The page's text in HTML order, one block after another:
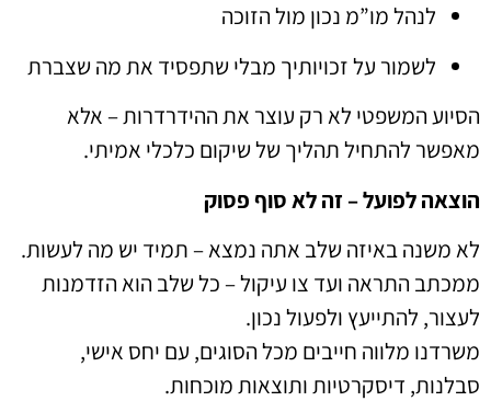
לנהל מו”מ נכון מול הזוכה
לשמור על זכויותיך מבלי שתפסיד את מה שצברת
הסיוע המשפטי לא רק עוצר את ההידרדרות – אלא
מאפשר להתחיל תהליך של שיקום כלכלי אמיתי.
הוצאה לפועל – זה לא סוף פסוק
לא משנה באיזה שלב אתה נמצא – תמיד יש מה לעשות.
ממכתב התראה ועד צו עיקול – כל שלב הוא הזדמנות
לעצור, להתייעץ ולפעול נכון.
משרדנו מלווה חייבים מכל הסוגים, עם יחס אישי,
סבלנות, דיסקרטיות ותוצאות מוכחות.